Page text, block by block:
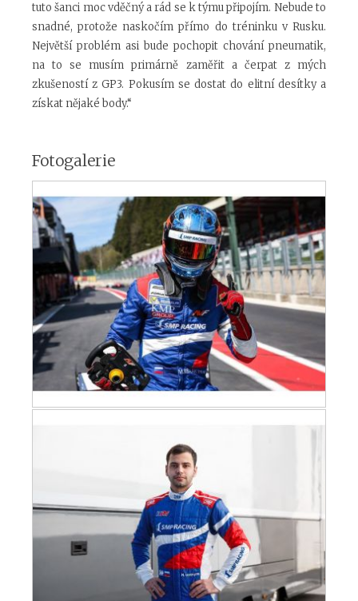
tuto šanci moc vděčný a rád se k týmu připojím. Nebude to
snadné, protože naskočím přímo do tréninku v Rusku.
Největší problém asi bude pochopit chování pneumatik,
na to se musím primárně zaměřit a čerpat z mých
zkušeností z GP3. Pokusím se dostat do elitní desítky a
získat nějaké body.“
Fotogalerie